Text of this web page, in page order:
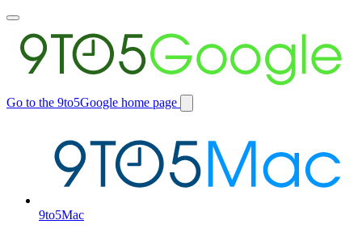
Toggle
main
menu
Go to the 9to5Google home page
Switch
9to5Mac